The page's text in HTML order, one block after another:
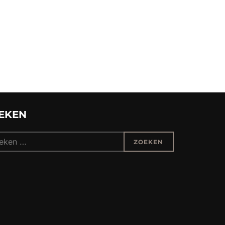
ZOEKEN